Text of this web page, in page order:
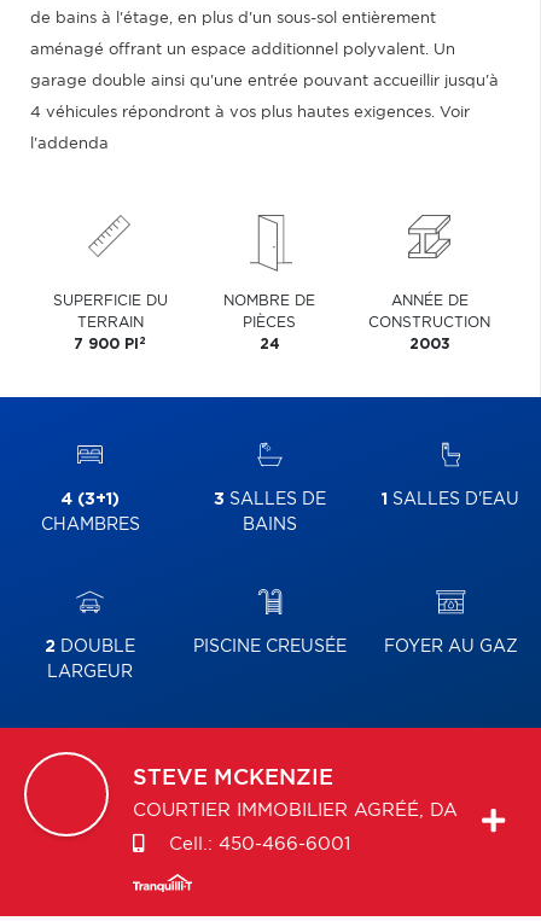
de bains à l'étage, en plus d'un sous-sol entièrement
aménagé offrant un espace additionnel polyvalent. Un
garage double ainsi qu'une entrée pouvant accueillir jusqu'à
4 véhicules répondront à vos plus hautes exigences. Voir
l'addenda
SUPERFICIE DU
TERRAIN
7 900 PI 2
NOMBRE DE
PIÈCES
24
ANNÉE DE
CONSTRUCTION
2003
4 (3+1)
CHAMBRES
3 SALLES DE
BAINS
1 SALLES D'EAU
2 DOUBLE
LARGEUR
PISCINE CREUSÉE FOYER AU GAZ
STEVE MCKENZIE
COURTIER IMMOBILIER AGRÉÉ, DA
Cell.: 450-466-6001